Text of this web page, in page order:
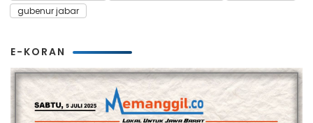
gubenur jabar
E-KORAN